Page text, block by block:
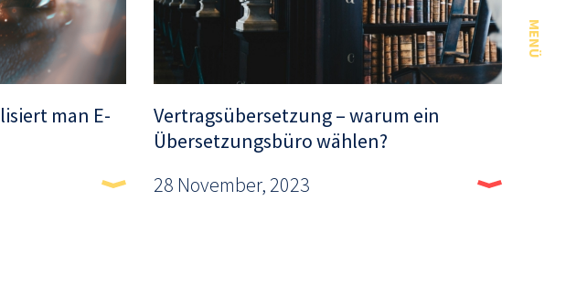
man E-
Vertragsübersetzung – warum ein
Übersetzungsbüro wählen?
28 November, 2023
MENÜ